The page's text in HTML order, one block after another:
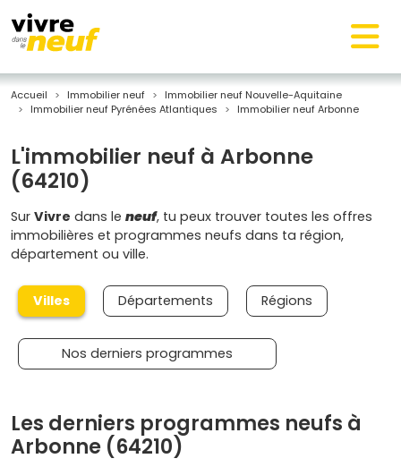
Accueil Immobilier neuf
Immobilier neuf Nouvelle-Aquitaine
Immobilier neuf Pyrénées Atlantiques
Immobilier neuf Arbonne
L'immobilier neuf à Arbonne
(64210)
Sur Vivre dans le neuf, tu peux trouver toutes les offres
immobilières et programmes neufs dans ta région,
département ou ville.
Villes Départements Régions
Nos derniers programmes
Les derniers programmes neufs à
Arbonne (64210)